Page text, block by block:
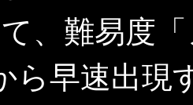
、難易度
ら早速出現